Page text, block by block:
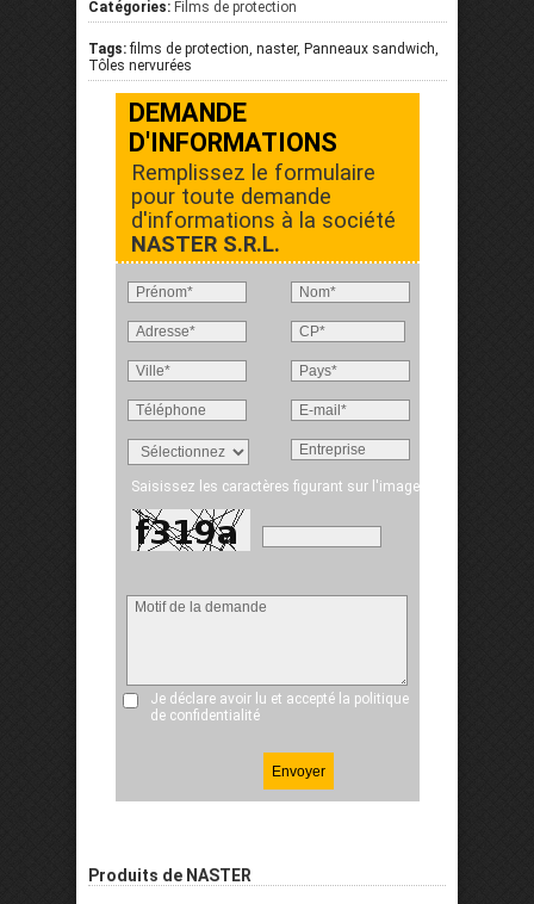
Catégories: Films de protection
Tags:films de protection, naster, Panneaux sandwich,
Tôles nervurées
DEMANDE
D'INFORMATIONS
Remplissez le formulaire
pour toute demande
d'informations à la société
NASTER S.R.L.
Saisissez les caractères figurant sur l'image
Je déclare avoir lu et accepté la politique
de confidentialité
Produits de NASTER